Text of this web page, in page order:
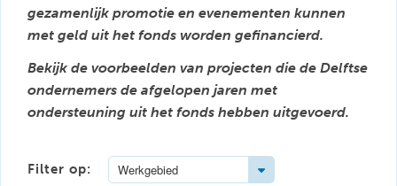
gezamenlijk promotie en evenementen kunnen
met geld uit het fonds worden gefinancierd.
Bekijk de voorbeelden van projecten die de Delftse
ondernemers de afgelopen jaren met
ondersteuning uit het fonds hebben uitgevoerd.
Filter op: Werkgebied Toggle Dropdown